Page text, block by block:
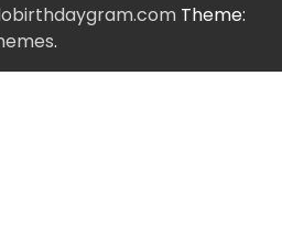
Theme:
.